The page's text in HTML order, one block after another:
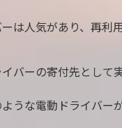
は人気があり、再利
バーの寄付先として
うな電動ドライバー